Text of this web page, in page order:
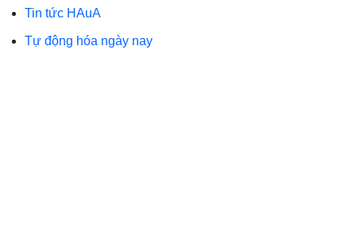
Tin tức HAuA
Tự động hóa ngày nay